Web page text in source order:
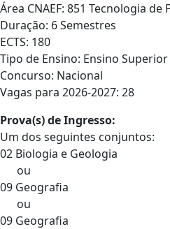
Área CNAEF: 851 Tecnologia
Duração: 6 Semestres
ECTS: 180
Tipo de Ensino: Ensino
Concurso: Nacional
Vagas para 2026-2027: 28
Prova(s) de Ingresso:
Um dos seguintes conjuntos:
02 Biologia e Geologia
ou
09 Geografia
ou
09 Geografia